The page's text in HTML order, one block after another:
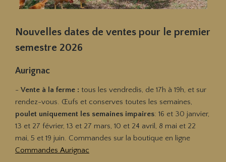
Nouvelles dates de ventes pour le premier
semestre 2026
Aurignac
- Vente à la ferme : tous les vendredis, de 17h à 19h, et sur
rendez-vous. Œufs et conserves toutes les semaines,
poulet uniquement les semaines impaires: 16 et 30 janvier,
13 et 27 février, 13 et 27 mars, 10 et 24 avril, 8 mai et 22
mai, 5 et 19 juin. Commandes sur la boutique en ligne
Commandes Aurignac